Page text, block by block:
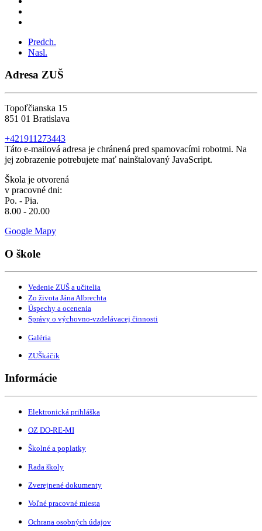
Predch.
Nasl.
Adresa ZUŠ
Topoľčianska 15
851 01 Bratislava
+421911273443
Táto e-mailová adresa je chránená pred spamovacími robotmi. Na
jej zobrazenie potrebujete mať nainštalovaný JavaScript.
Škola je otvorená
v pracovné dni:
Po. - Pia.
8.00 - 20.00
Google Mapy
O škole
Vedenie ZUŠ a učitelia
Zo života Jána Albrechta
Úspechy a ocenenia
Správy o výchovno-vzdelávacej činnosti
Galéria
ZUŠkáčik
Informácie
Elektronická prihláška
OZ DO-RE-MI
Školné a poplatky
Rada školy
Zverejnené dokumenty
Voľné pracovné miesta
Ochrana osobných údajov